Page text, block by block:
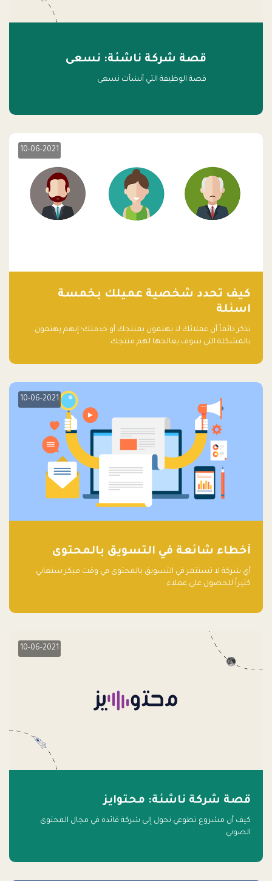
قصة شركة ناشئة: نسعى
قصة الوظيفة التي أنشأت نسعى
10-06-2021
كيف تحدد شخصية عميلك بخمسة
اسئلة
تذكر دائماً أن عملائك لا يهتمون بمنتجك أو خدمتك؛ إنهم يهتمون
بالمشكلة التي سوف يعالجها لهم منتجك.
10-06-2021
أخطاء شائعة في التسويق بالمحتوى
أي شركة لا تستثمر في التسويق بالمحتوى في وقت مبكر ستعاني
كثيراً للحصول على عملاء.
10-06-2021
قصة شركة ناشئة: محتوايز
كيف أن مشروع تطوعي تحول إلى شركة قائدة في مجال المحتوى
الصوتي